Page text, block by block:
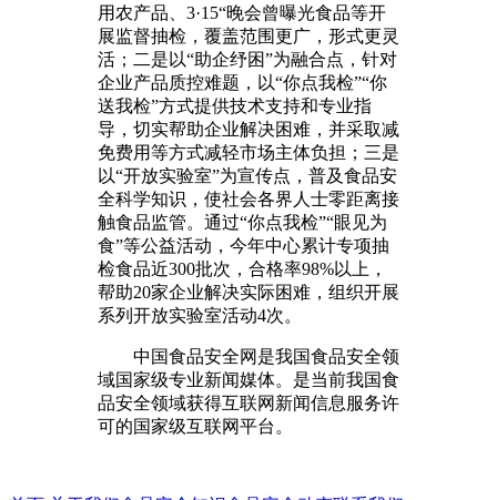
用农产品、3·15“晚会曾曝光食品等开
展监督抽检，覆盖范围更广，形式更灵
活；二是以“助企纾困”为融合点，针对
企业产品质控难题，以“你点我检”“你
送我检”方式提供技术支持和专业指
导，切实帮助企业解决困难，并采取减
免费用等方式减轻市场主体负担；三是
以“开放实验室”为宣传点，普及食品安
全科学知识，使社会各界人士零距离接
触食品监管。通过“你点我检”“眼见为
食”等公益活动，今年中心累计专项抽
检食品近300批次，合格率98%以上，
帮助20家企业解决实际困难，组织开展
系列开放实验室活动4次。
中国食品安全网是我国食品安全领
域国家级专业新闻媒体。是当前我国食
品安全领域获得互联网新闻信息服务许
可的国家级互联网平台。